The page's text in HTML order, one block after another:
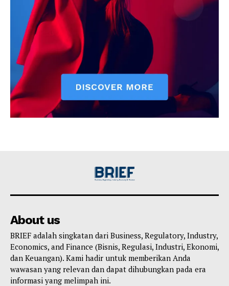
About us
BRIEF adalah singkatan dari Business, Regulatory, Industry,
Economics, and Finance (Bisnis, Regulasi, Industri, Ekonomi,
dan Keuangan). Kami hadir untuk memberikan Anda
wawasan yang relevan dan dapat dihubungkan pada era
informasi yang melimpah ini.